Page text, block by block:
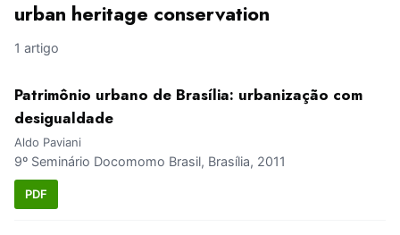
urban heritage conservation
1 artigo
Patrimônio urbano de Brasília: urbanização com
desigualdade
Aldo Paviani
9º Seminário Docomomo Brasil, Brasília, 2011
PDF